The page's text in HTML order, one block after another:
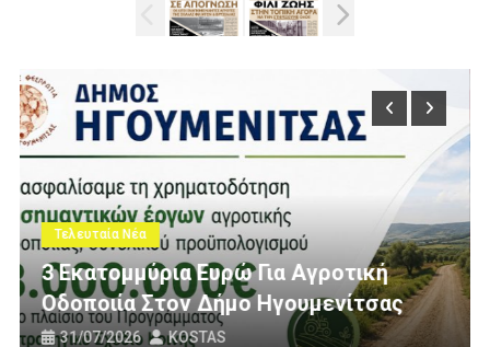
Τελευταία Νέα
Πολίτες Θεσπρωτίας Ενάντια Στις
Ανεμογεννήτριες: Ποιον Ενοχλούν Τα
Πανό Μας;
25/07/2026